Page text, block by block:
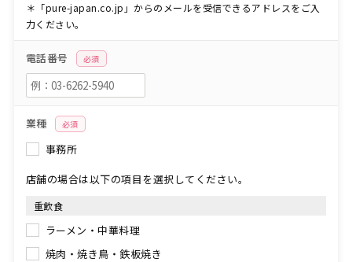
＊「pure-japan.co.jp」からのメールを受信できるアドレスをご入
力ください。
電話番号 必須
業種 必須
事務所
店舗の場合は以下の項目を選択してください。
重飲食
ラーメン・中華料理
焼肉・焼き鳥・鉄板焼き